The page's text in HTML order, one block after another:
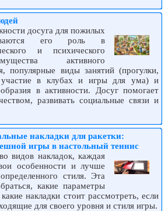
досуга для пожилых
его роль в
и психического
активного
популярные виды занятий (прогулки,
участие в клубах и игры для ума) и
в активности. Досуг помогает
развивать социальные связи и
накладки для ракетки:
игры в настольный теннис
видов накладок, каждая
особенности и лучше
стиля. Эта
какие параметры
накладки стоит рассмотреть, если
для своего уровня и стиля игры.